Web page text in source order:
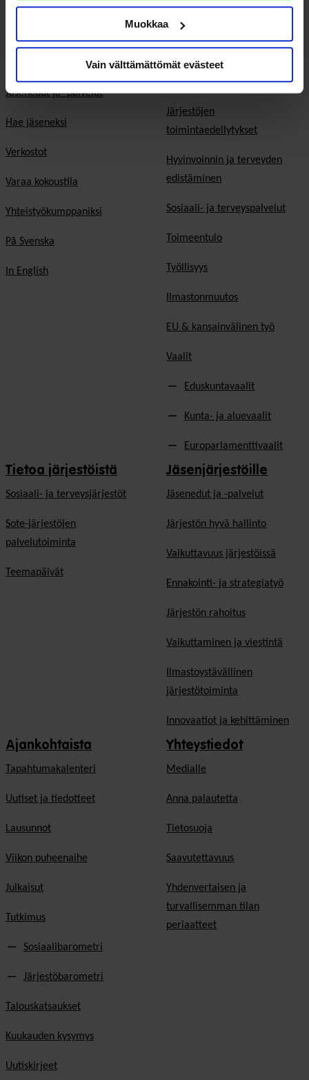
Muokkaa
Vain välttämättömät evästeet
Meistä
Jäsenedut ja -palvelut
Hae jäseneksi
Verkostot
Varaa kokoustila
Yhteistyökumppaniksi
På Svenska
In English
Vaikuttaminen
demokratia
Hyvinvointitalous
Järjestöjen
toimintaedellytykset
Hyvinvoinnin ja terveyden
edistäminen
Sosiaali- ja terveyspalvelut
Toimeentulo
Työllisyys
Ilmastonmuutos
EU & kansainvälinen työ
Vaalit
Eduskuntavaalit
Kunta- ja aluevaalit
Europarlamenttivaalit
Tietoa järjestöistä
Sosiaali- ja terveysjärjestöt
Sote-järjestöjen
palvelutoiminta
Teemapäivät
Jäsenjärjestöille
Jäsen­edut ja -palvelut
Järjestön hyvä hallinto
Vaikuttavuus järjestöissä
Ennakointi- ja strategiatyö
Järjestön rahoitus
Vaikuttaminen ja viestintä
Ilmastoystävällinen
järjestötoiminta
Innovaatiot ja kehittäminen
Ajankohtaista
Tapahtumakalenteri
Uutiset ja tiedotteet
Lausunnot
Viikon puheenaihe
Julkaisut
Tutkimus
Sosiaalibarometri
Järjestöbarometri
Talouskatsaukset
Kuukauden kysymys
Uutiskirjeet
Yhteystiedot
Medialle
Anna palautetta
Tietosuoja
Saavutettavuus
Yhdenvertaisen ja
turvallisemman tilan
periaatteet